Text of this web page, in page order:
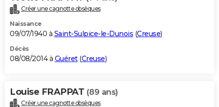
Créer une cagnotte obsèques
Naissance
09/07/1940 à Saint-Sulpice-le-Dunois (Creuse)
Décès
08/08/2014 à Guéret(Creuse)
Louise FRAPPAT (89 ans)
Créer une cagnotte obsèques